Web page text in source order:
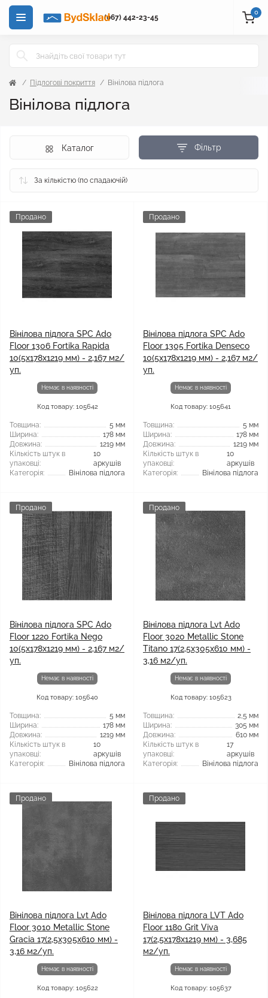
(067) 442-23-45
0
Підлогові покриття Вінілова підлога
Вінілова підлога
Фільтр
Каталог
Продано
Вінілова підлога SPC Ado
Floor 1306 Fortika Rapida
10(5x178x1219 мм) - 2,167 м2/
уп.
Немає в наявності
Код товару: 105642
Товщина:
5 мм
Ширина:
178 мм
Довжина:
1219 мм
Кількість штук в
упаковці:
10
аркушів
Категорія:
Вінілова підлога
Продано
Вінілова підлога SPC Ado
Floor 1305 Fortika Denseco
10(5x178x1219 мм) - 2,167 м2/
уп.
Немає в наявності
Код товару: 105641
Товщина:
5 мм
Ширина:
178 мм
Довжина:
1219 мм
Кількість штук в
упаковці:
10
аркушів
Категорія:
Вінілова підлога
Продано
Вінілова підлога SPC Ado
Floor 1220 Fortika Nego
10(5x178x1219 мм) - 2,167 м2/
уп.
Немає в наявності
Код товару: 105640
Товщина:
5 мм
Ширина:
178 мм
Довжина:
1219 мм
Кількість штук в
упаковці:
10
аркушів
Категорія:
Вінілова підлога
Продано
Вінілова підлога Lvt Ado
Floor 3020 Metallic Stone
Titano 17(2,5x305x610 мм) -
3,16 м2/уп.
Немає в наявності
Код товару: 105623
Товщина:
2,5 мм
Ширина:
305 мм
Довжина:
610 мм
Кількість штук в
упаковці:
17
аркушів
Категорія:
Вінілова підлога
Продано
Вінілова підлога Lvt Ado
Floor 3010 Metallic Stone
Gracia 17(2,5x305x610 мм) -
3,16 м2/уп.
Немає в наявності
Код товару: 105622
Продано
Вінілова підлога LVT Ado
Floor 1180 Grit Viva
17(2,5x178x1219 мм) - 3,685
м2/уп.
Немає в наявності
Код товару: 105637